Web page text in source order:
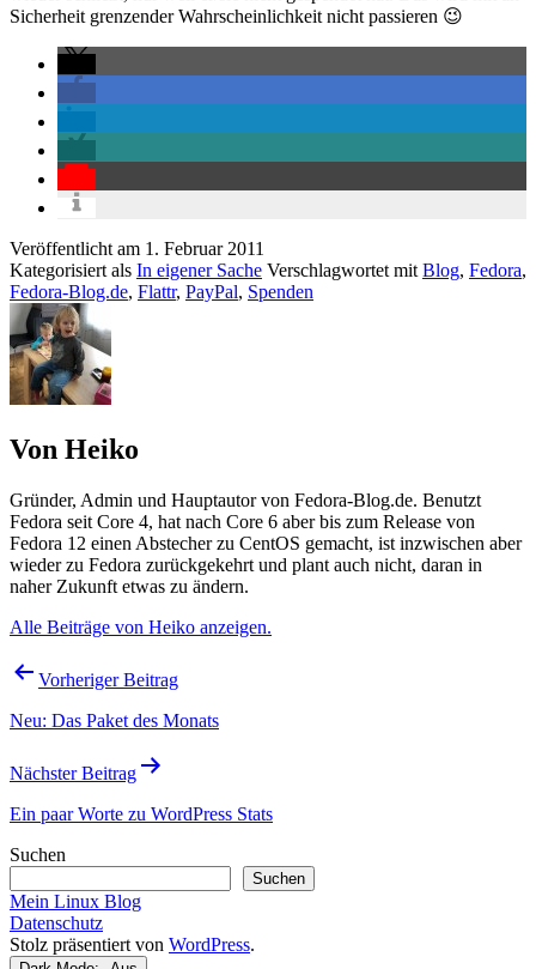
Sicherheit grenzender Wahrscheinlichkeit nicht passieren 😉
Veröffentlicht am 1. Februar 2011
Kategorisiert als In eigener Sache Verschlagwortet mit Blog, Fedora,
Fedora-Blog.de, Flattr, PayPal, Spenden
Von Heiko
Gründer, Admin und Hauptautor von Fedora-Blog.de. Benutzt
Fedora seit Core 4, hat nach Core 6 aber bis zum Release von
Fedora 12 einen Abstecher zu CentOS gemacht, ist inzwischen aber
wieder zu Fedora zurückgekehrt und plant auch nicht, daran in
naher Zukunft etwas zu ändern.
Alle Beiträge von Heiko anzeigen.
Beitragsnavigation
Vorheriger Beitrag
Neu: Das Paket des Monats
Nächster Beitrag
Ein paar Worte zu WordPress Stats
Suchen
Suchen
Mein Linux Blog
Datenschutz
Stolz präsentiert von WordPress.